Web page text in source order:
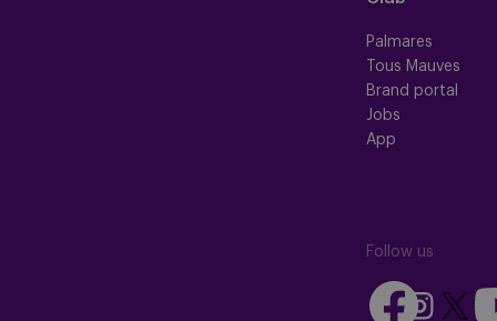
Palmares
Tous Mauves
Brand portal
Jobs
App
Follow us
Follow
FollowFollow